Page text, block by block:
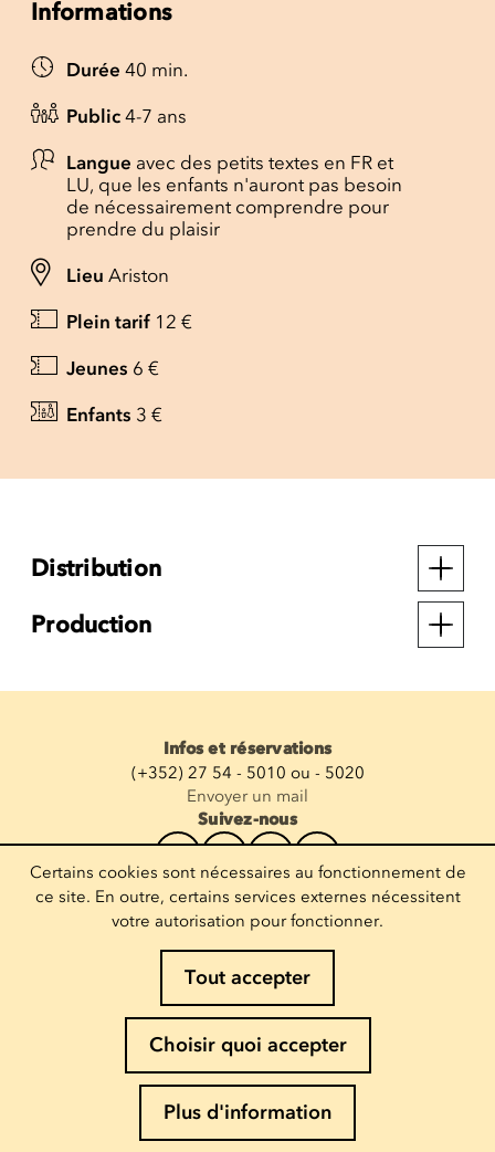
Informations
Durée 40 min.
Public 4-7 ans
Langue avec des petits textes en FR et
LU, que les enfants n'auront pas besoin
de nécessairement comprendre pour
prendre du plaisir
Lieu Ariston
Plein tarif 12 €
Jeunes 6 €
Enfants 3 €
Distribution
Production
Infos et réservations
(+352) 27 54 - 5010 ou - 5020
Envoyer un mail
Suivez-nous
Recevoir la newsletter
Entrez votre mail
Politique de Cookies
Politique de confidentialité
Certains cookies sont nécessaires au fonctionnement de
ce site. En outre, certains services externes nécessitent
votre autorisation pour fonctionner.
Tout accepter
Choisir quoi accepter
Plus d'information